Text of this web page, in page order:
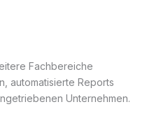
Fachbereiche
automatisierte Reports
Unternehmen.